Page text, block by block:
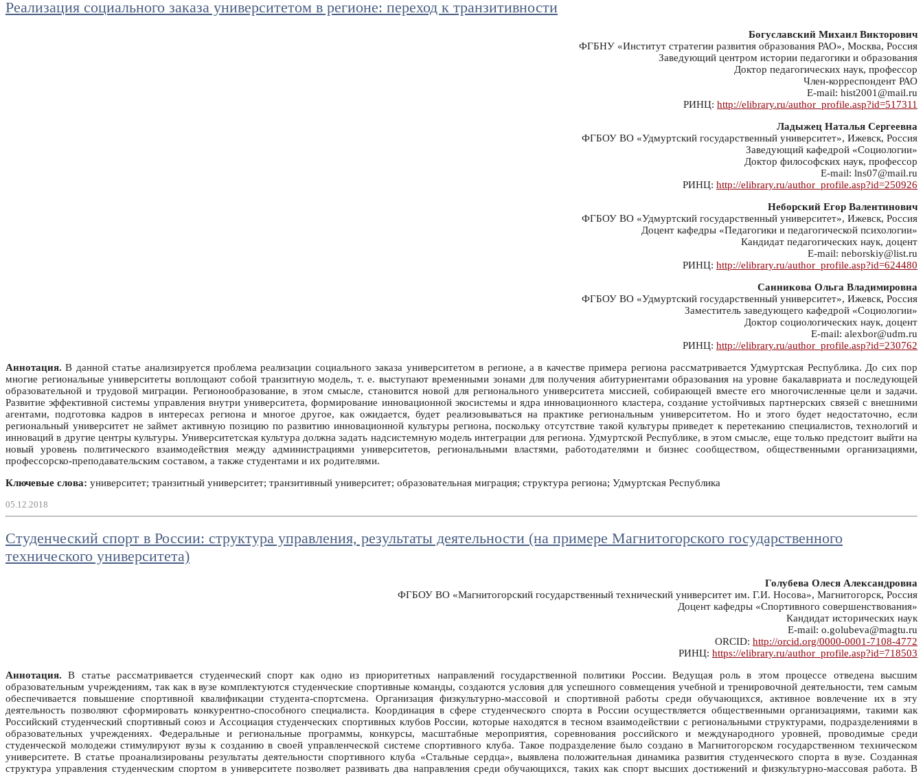
Реализация социального заказа университетом в регионе: переход к транзитивности
Богуславский Михаил Викторович
ФГБНУ «Институт стратегии развития образования РАО», Москва, Россия
Заведующий центром истории педагогики и образования
Доктор педагогических наук, профессор
Член-корреспондент РАО
E-mail: hist2001@mail.ru
РИНЦ: http://elibrary.ru/author_profile.asp?id=517311
Ладыжец Наталья Сергеевна
ФГБОУ ВО «Удмуртский государственный университет», Ижевск, Россия
Заведующий кафедрой «Социологии»
Доктор философских наук, профессор
E-mail: lns07@mail.ru
РИНЦ: http://elibrary.ru/author_profile.asp?id=250926
Неборский Егор Валентинович
ФГБОУ ВО «Удмуртский государственный университет», Ижевск, Россия
Доцент кафедры «Педагогики и педагогической психологии»
Кандидат педагогических наук, доцент
E-mail: neborskiy@list.ru
РИНЦ: http://elibrary.ru/author_profile.asp?id=624480
Санникова Ольга Владимировна
ФГБОУ ВО «Удмуртский государственный университет», Ижевск, Россия
Заместитель заведующего кафедрой «Социологии»
Доктор социологических наук, доцент
E-mail: alexbor@udm.ru
РИНЦ: http://elibrary.ru/author_profile.asp?id=230762
Аннотация. В данной статье анализируется проблема реализации социального заказа университетом в регионе, а в качестве примера региона рассматривается Удмуртская Республика. До сих пор
многие региональные университеты воплощают собой транзитную модель, т. е. выступают временными зонами для получения абитуриентами образования на уровне бакалавриата и последующей
образовательной и трудовой миграции. Регионообразование, в этом смысле, становится новой для регионального университета миссией, собирающей вместе его многочисленные цели и задачи.
Развитие эффективной системы управления внутри университета, формирование инновационной экосистемы и ядра инновационного кластера, создание устойчивых партнерских связей с внешними
агентами, подготовка кадров в интересах региона и многое другое, как ожидается, будет реализовываться на практике региональным университетом. Но и этого будет недостаточно, если
региональный университет не займет активную позицию по развитию инновационной культуры региона, поскольку отсутствие такой культуры приведет к перетеканию специалистов, технологий и
инноваций в другие центры культуры. Университетская культура должна задать надсистемную модель интеграции для региона. Удмуртской Республике, в этом смысле, еще только предстоит выйти на
новый уровень политического взаимодействия между администрациями университетов, региональными властями, работодателями и бизнес сообществом, общественными организациями,
профессорско-преподавательским составом, а также студентами и их родителями.
Ключевые слова: университет; транзитный университет; транзитивный университет; образовательная миграция; структура региона; Удмуртская Республика
05.12.2018
Студенческий спорт в России: структура управления, результаты деятельности (на примере Магнитогорского государственного
технического университета)
Голубева Олеся Александровна
ФГБОУ ВО «Магнитогорский государственный технический университет им. Г.И. Носова», Магнитогорск, Россия
Доцент кафедры «Спортивного совершенствования»
Кандидат исторических наук
E-mail: o.golubeva@magtu.ru
ORCID: http://orcid.org/0000-0001-7108-4772
РИНЦ: https://elibrary.ru/author_profile.asp?id=718503
Аннотация. В статье рассматривается студенческий спорт как одно из приоритетных направлений государственной политики России. Ведущая роль в этом процессе отведена высшим
образовательным учреждениям, так как в вузе комплектуются студенческие спортивные команды, создаются условия для успешного совмещения учебной и тренировочной деятельности, тем самым
обеспечивается повышение спортивной квалификации студента-спортсмена. Организация физкультурно-массовой и спортивной работы среди обучающихся, активное вовлечение их в эту
деятельность позволяют сформировать конкурентно-способного специалиста. Координация в сфере студенческого спорта в России осуществляется общественными организациями, такими как
Российский студенческий спортивный союз и Ассоциация студенческих спортивных клубов России, которые находятся в тесном взаимодействии с региональными структурами, подразделениями в
образовательных учреждениях. Федеральные и региональные программы, конкурсы, масштабные мероприятия, соревнования российского и международного уровней, проводимые среди
студенческой молодежи стимулируют вузы к созданию в своей управленческой системе спортивного клуба. Такое подразделение было создано в Магнитогорском государственном техническом
университете. В статье проанализированы результаты деятельности спортивного клуба «Стальные сердца», выявлена положительная динамика развития студенческого спорта в вузе. Созданная
структура управления студенческим спортом в университете позволяет развивать два направления среди обучающихся, таких как спорт высших достижений и физкультурно-массовая работа. В